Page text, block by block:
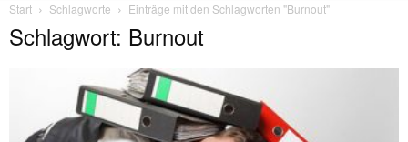
Start Schlagworte Einträge mit den Schlagworten "Burnout"
Schlagwort: Burnout